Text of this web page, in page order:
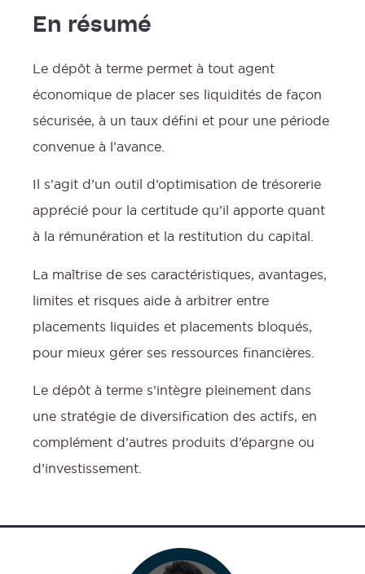
En résumé
Le dépôt à terme permet à tout agent
économique de placer ses liquidités de façon
sécurisée, à un taux défini et pour une période
convenue à l’avance.
Il s’agit d’un outil d’optimisation de trésorerie
apprécié pour la certitude qu’il apporte quant
à la rémunération et la restitution du capital.
La maîtrise de ses caractéristiques, avantages,
limites et risques aide à arbitrer entre
placements liquides et placements bloqués,
pour mieux gérer ses ressources financières.
Le dépôt à terme s’intègre pleinement dans
une stratégie de diversification des actifs, en
complément d’autres produits d’épargne ou
d’investissement.